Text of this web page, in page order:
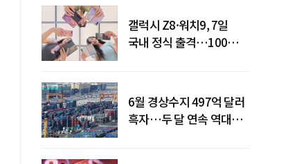
갤럭시 Z8·워치9, 7일
국내 정식 출격…100개국
6월 경상수지 497억 달러
흑자…두 달 연속 역대